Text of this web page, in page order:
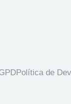
Política de